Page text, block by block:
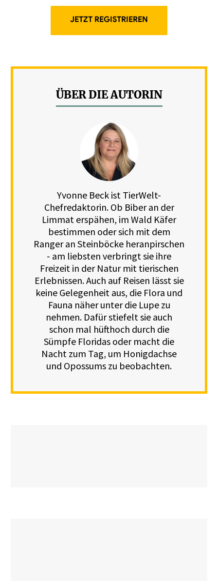
JETZT REGISTRIEREN
ÜBER DIE AUTORIN
Yvonne Beck ist TierWelt-
Chefredaktorin. Ob Biber an der
Limmat erspähen, im Wald Käfer
bestimmen oder sich mit dem
Ranger an Steinböcke heranpirschen
- am liebsten verbringt sie ihre
Freizeit in der Natur mit tierischen
Erlebnissen. Auch auf Reisen lässt sie
keine Gelegenheit aus, die Flora und
Fauna näher unter die Lupe zu
nehmen. Dafür stiefelt sie auch
schon mal hüfthoch durch die
Sümpfe Floridas oder macht die
Nacht zum Tag, um Honigdachse
und Opossums zu beobachten.